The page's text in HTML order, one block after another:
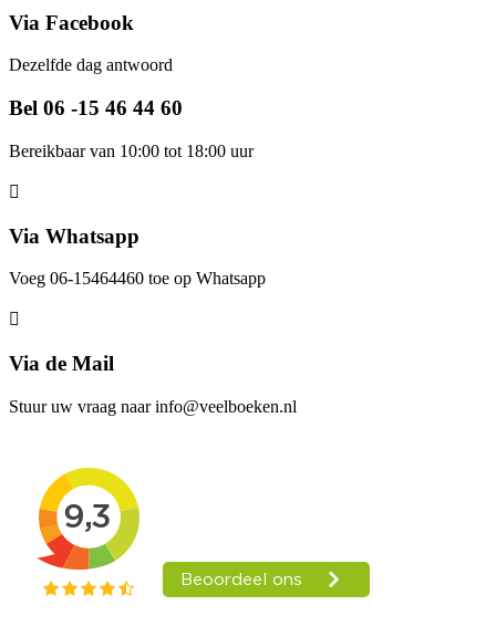
Via Facebook
Dezelfde dag antwoord
Bel 06 -15 46 44 60
Bereikbaar van 10:00 tot 18:00 uur
Via Whatsapp
Voeg 06-15464460 toe op Whatsapp
Via de Mail
Stuur uw vraag naar info@veelboeken.nl